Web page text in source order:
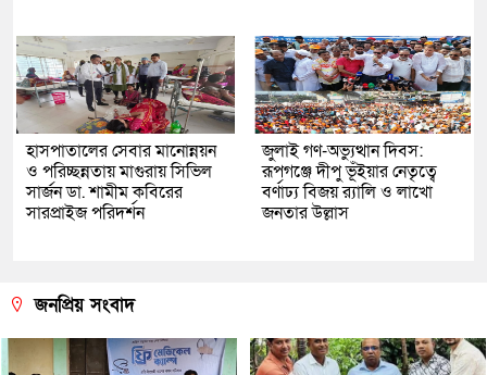
হাসপাতালের সেবার মানোন্নয়ন
ও পরিচ্ছন্নতায় মাগুরায় সিভিল
সার্জন ডা. শামীম কবিরের
সারপ্রাইজ পরিদর্শন
জুলাই গণ-অভ্যুত্থান দিবস:
রূপগঞ্জে দীপু ভূঁইয়ার নেতৃত্বে
বর্ণাঢ্য বিজয় র‌্যালি ও লাখো
জনতার উল্লাস
জনপ্রিয় সংবাদ